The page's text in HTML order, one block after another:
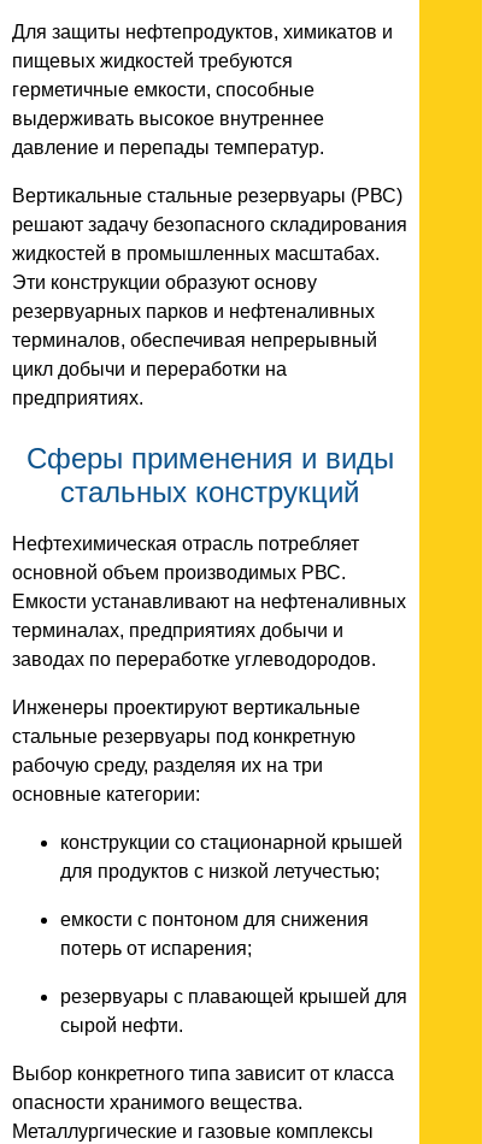
Для защиты нефтепродуктов, химикатов и
пищевых жидкостей требуются
герметичные емкости, способные
выдерживать высокое внутреннее
давление и перепады температур.
Вертикальные стальные резервуары (РВС)
решают задачу безопасного складирования
жидкостей в промышленных масштабах.
Эти конструкции образуют основу
резервуарных парков и нефтеналивных
терминалов, обеспечивая непрерывный
цикл добычи и переработки на
предприятиях.
Сферы применения и виды
стальных конструкций
Нефтехимическая отрасль потребляет
основной объем производимых РВС.
Емкости устанавливают на нефтеналивных
терминалах, предприятиях добычи и
заводах по переработке углеводородов.
Инженеры проектируют вертикальные
стальные резервуары под конкретную
рабочую среду, разделяя их на три
основные категории:
конструкции со стационарной крышей
для продуктов с низкой летучестью;
емкости с понтоном для снижения
потерь от испарения;
резервуары с плавающей крышей для
сырой нефти.
Выбор конкретного типа зависит от класса
опасности хранимого вещества.
Металлургические и газовые комплексы